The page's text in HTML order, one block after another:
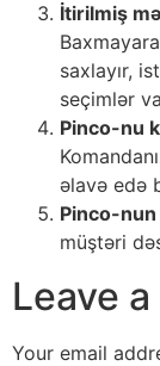
İtirilmiş
saxlayır,
seçimlər
Pinco-nu
əlavə edə
Pinco-
müştəri
Leave
Your email